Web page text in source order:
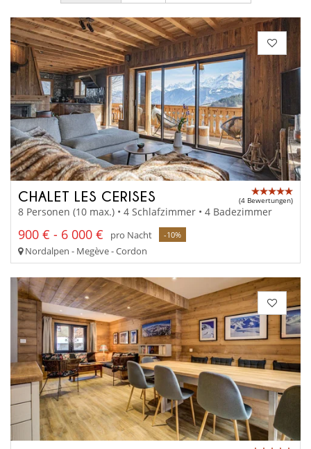
CHALET LES CERISES (4 Bewertungen)
8 Personen (10 max.) • 4 Schlafzimmer • 4 Badezimmer
900 € - 6 000 € pro Nacht -10%
Nordalpen - Megève - Cordon